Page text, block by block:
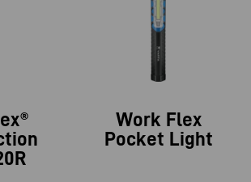
Work Flex
Pocket Light